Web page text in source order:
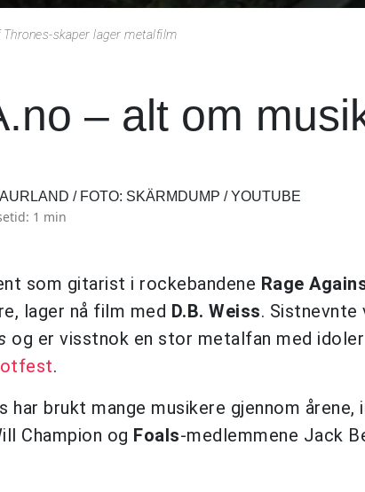
Thrones-skaper lager metalfilm
– alt om
/ FOTO: SKÄRMDUMP / YOUTUBE
1 min
som gitarist i rockebandene Rage
lager nå film med D.B. Weiss. Sistnevnte
og er visstnok en stor metalfan med
.
har brukt mange musikere gjennom årene,
Champion og Foals-medlemmene Jack